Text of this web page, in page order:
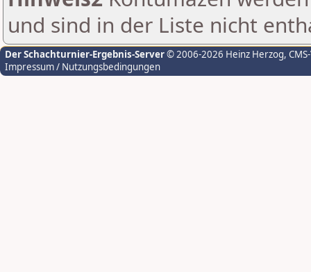
und sind in der Liste nicht
Der Schachturnier-Ergebnis-Server© 2006-2026 Heinz Herzog,
Impressum / Nutzungsbedingungen